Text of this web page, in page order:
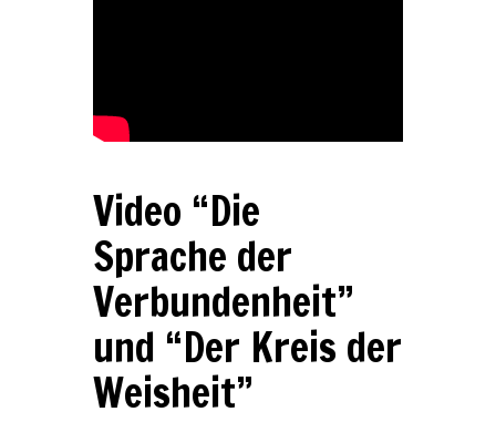
Video “Die
Sprache der
Verbundenheit”
und “Der Kreis der
Weisheit”